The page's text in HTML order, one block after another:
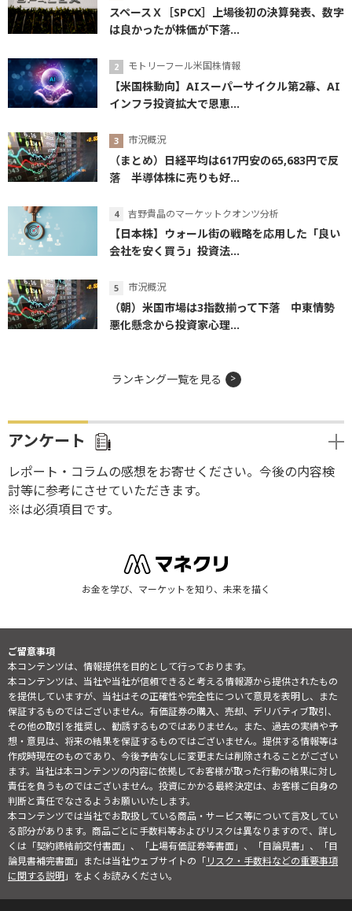
スペースＸ［SPCX］上場後初の決算発表、数字
は良かったが株価が下落...
モトリーフール米国株情報
【米国株動向】AIスーパーサイクル第2幕、AI
インフラ投資拡大で恩恵...
市況概況
（まとめ）日経平均は617円安の65,683円で反
落 半導体株に売りも好...
吉野貴晶のマーケットクオンツ分析
【日本株】ウォール街の戦略を応用した「良い
会社を安く買う」投資法...
市況概況
（朝）米国市場は3指数揃って下落 中東情勢
悪化懸念から投資家心理...
ランキング一覧を見る
アンケート
レポート・コラムの感想をお寄せください。今後の内容検
討等に参考にさせていただきます。
※は必須項目です。
お金を学び、マーケットを知り、未来を描く
ご留意事項
本コンテンツは、情報提供を目的として行っております。
本コンテンツは、当社や当社が信頼できると考える情報源から提供されたもの
を提供していますが、当社はその正確性や完全性について意見を表明し、また
保証するものではございません。有価証券の購入、売却、デリバティブ取引、
その他の取引を推奨し、勧誘するものではありません。また、過去の実績や予
想・意見は、将来の結果を保証するものではございません。提供する情報等は
作成時現在のものであり、今後予告なしに変更または削除されることがござい
ます。当社は本コンテンツの内容に依拠してお客様が取った行動の結果に対し
責任を負うものではございません。投資にかかる最終決定は、お客様ご自身の
判断と責任でなさるようお願いいたします。
本コンテンツでは当社でお取扱している商品・サービス等について言及してい
る部分があります。商品ごとに手数料等およびリスクは異なりますので、詳し
くは「契約締結前交付書面」、「上場有価証券等書面」、「目論見書」、「目
論見書補完書面」または当社ウェブサイトの「リスク・手数料などの重要事項
に関する説明」をよくお読みください。